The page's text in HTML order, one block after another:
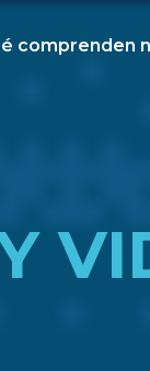
comprenden